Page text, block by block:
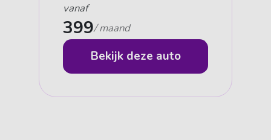
vanaf
399/ maand
Bekijk deze auto